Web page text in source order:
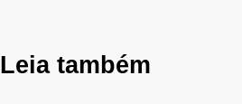
Leia também